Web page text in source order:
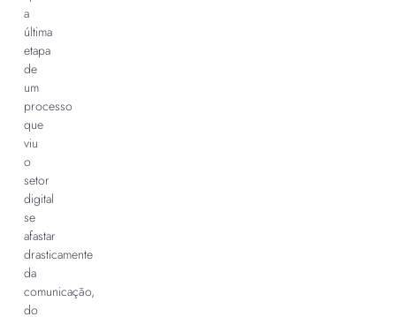
a
última
etapa
de
um
processo
que
viu
o
setor
digital
se
afastar
drasticamente
da
comunicação,
do